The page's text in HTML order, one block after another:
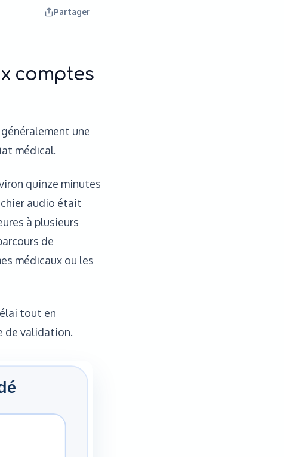
Partager
comptes
une
médical.
quinze minutes
audio était
à plusieurs
de
médicaux ou les
tout en
de validation.